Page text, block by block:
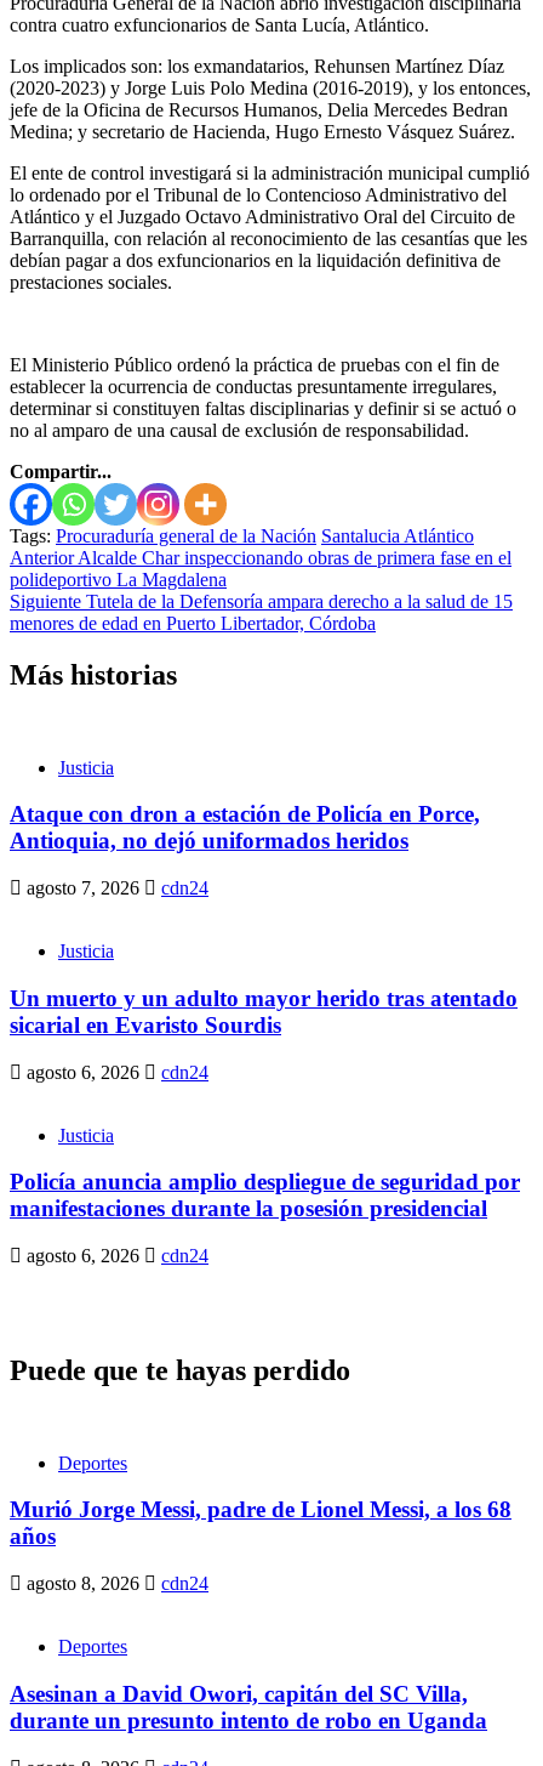
contra cuatro exfuncionarios de Santa Lucía, Atlántico.
Los implicados son: los exmandatarios, Rehunsen Martínez Díaz
(2020-2023) y Jorge Luis Polo Medina (2016-2019), y los entonces,
jefe de la Oficina de Recursos Humanos, Delia Mercedes Bedran
Medina; y secretario de Hacienda, Hugo Ernesto Vásquez Suárez.
El ente de control investigará si la administración municipal cumplió
lo ordenado por el Tribunal de lo Contencioso Administrativo del
Atlántico y el Juzgado Octavo Administrativo Oral del Circuito de
Barranquilla, con relación al reconocimiento de las cesantías que les
debían pagar a dos exfuncionarios en la liquidación definitiva de
prestaciones sociales.
El Ministerio Público ordenó la práctica de pruebas con el fin de
establecer la ocurrencia de conductas presuntamente irregulares,
determinar si constituyen faltas disciplinarias y definir si se actuó o
no al amparo de una causal de exclusión de responsabilidad.
Compartir...
Tags: Procuraduría general de la Nación Santalucia Atlántico
Seguir
leyendo
AnteriorAlcalde Char inspeccionando obras de primera fase en el
polideportivo La Magdalena
Siguiente Tutela de la Defensoría ampara derecho a la salud de 15
menores de edad en Puerto Libertador, Córdoba
Más historias
Justicia
Ataque con dron a estación de Policía en Porce,
Antioquia, no dejó uniformados heridos
agosto 7, 2026 cdn24
Justicia
Un muerto y un adulto mayor herido tras atentado
sicarial en Evaristo Sourdis
agosto 6, 2026 cdn24
Justicia
Policía anuncia amplio despliegue de seguridad por
manifestaciones durante la posesión presidencial
agosto 6, 2026 cdn24
Puede que te hayas perdido
Deportes
Murió Jorge Messi, padre de Lionel Messi, a los 68
años
agosto 8, 2026 cdn24
Deportes
Asesinan a David Owori, capitán del SC Villa,
durante un presunto intento de robo en Uganda